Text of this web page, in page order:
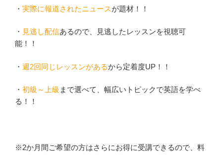
・ 実際に報道されたニュースが題材！！
・ 見逃し配信あるので、見逃したレッスンを視聴可
能！！
・ 週2回同じレッスンがあるから定着度UP！！
・ 初級～上級 まで選べて、幅広いトピックで英語を学べ
る！！
※2か月間ご希望の方はさらにお得に受講できるので、料